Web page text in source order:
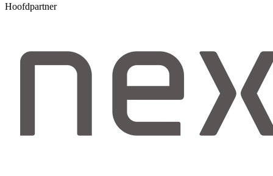
Hoofdpartner